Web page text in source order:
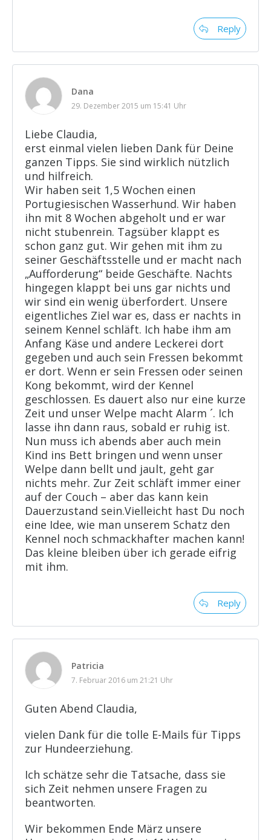
Reply
Dana
29. Dezember 2015 um 15:41 Uhr
Liebe Claudia,
erst einmal vielen lieben Dank für Deine
ganzen Tipps. Sie sind wirklich nützlich
und hilfreich.
Wir haben seit 1,5 Wochen einen
Portugiesischen Wasserhund. Wir haben
ihn mit 8 Wochen abgeholt und er war
nicht stubenrein. Tagsüber klappt es
schon ganz gut. Wir gehen mit ihm zu
seiner Geschäftsstelle und er macht nach
„Aufforderung“ beide Geschäfte. Nachts
hingegen klappt bei uns gar nichts und
wir sind ein wenig überfordert. Unsere
eigentliches Ziel war es, dass er nachts in
seinem Kennel schläft. Ich habe ihm am
Anfang Käse und andere Leckerei dort
gegeben und auch sein Fressen bekommt
er dort. Wenn er sein Fressen oder seinen
Kong bekommt, wird der Kennel
geschlossen. Es dauert also nur eine kurze
Zeit und unser Welpe macht Alarm ´. Ich
lasse ihn dann raus, sobald er ruhig ist.
Nun muss ich abends aber auch mein
Kind ins Bett bringen und wenn unser
Welpe dann bellt und jault, geht gar
nichts mehr. Zur Zeit schläft immer einer
auf der Couch – aber das kann kein
Dauerzustand sein.Vielleicht hast Du noch
eine Idee, wie man unserem Schatz den
Kennel noch schmackhafter machen kann!
Das kleine bleiben über ich gerade eifrig
mit ihm.
Reply
Patricia
7. Februar 2016 um 21:21 Uhr
Guten Abend Claudia,
vielen Dank für die tolle E-Mails für Tipps
zur Hundeerziehung.
Ich schätze sehr die Tatsache, dass sie
sich Zeit nehmen unsere Fragen zu
beantworten.
Wir bekommen Ende März unsere